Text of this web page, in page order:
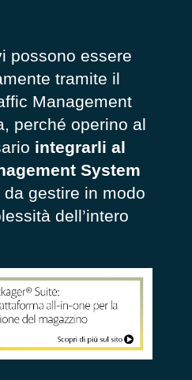
possono essere
tramite il
Management
perché operino al
integrarli al
System
gestire in modo
dell’intero